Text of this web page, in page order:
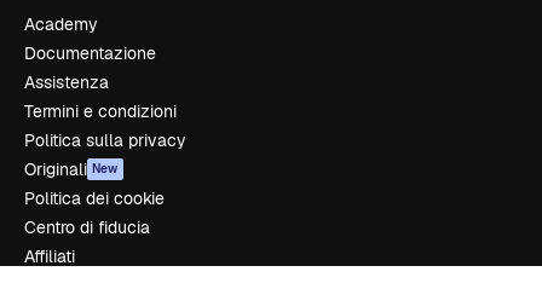
Academy
Documentazione
Assistenza
Termini e condizioni
Politica sulla privacy
Originali New
Politica dei cookie
Centro di fiducia
Affiliati